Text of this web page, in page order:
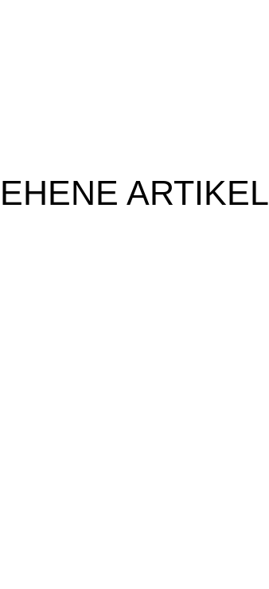
ARTIKEL